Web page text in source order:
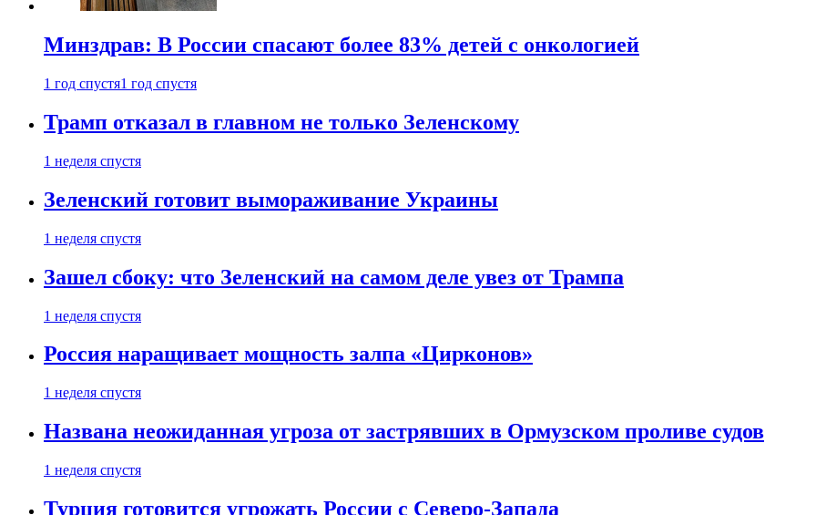
Минздрав: В России спасают более 83% детей с онкологией
1 год спустя1 год спустя
Трамп отказал в главном не только Зеленскому
1 неделя спустя
Зеленский готовит вымораживание Украины
1 неделя спустя
Зашел сбоку: что Зеленский на самом деле увез от Трампа
1 неделя спустя
Россия наращивает мощность залпа «Цирконов»
1 неделя спустя
Названа неожиданная угроза от застрявших в Ормузском проливе судов
1 неделя спустя
Турция готовится угрожать России с Северо-Запада